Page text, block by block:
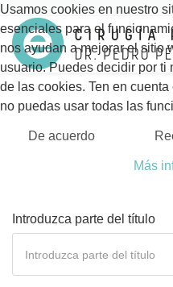
Introduzca parte del título
Usamos cookies en nuestro
esenciales para el
nos ayudan a mejorar el sitio
usuario. Puedes decidir por ti
de las cookies. Ten en
no puedas usar todas las
De acuerdo
Más